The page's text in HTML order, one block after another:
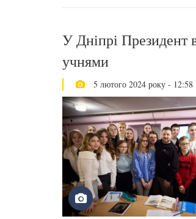
У Дніпрі Президент
учнями
5 лютого 2024 року - 12:58